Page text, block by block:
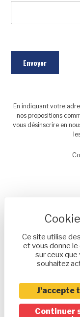
En indiquant votre
nos propositions
vous désinscrire en
Ce site utilise
et vous donne
sur ceux que
souhaitez
J'accepte
Continuer